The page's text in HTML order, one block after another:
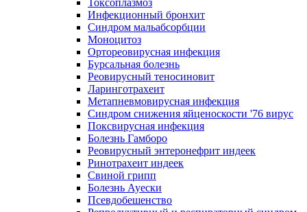
Токсоплазмоз
Инфекционный бронхит
Синдром мальабсорбции
Моноцитоз
Ортореовирусная инфекция
Бурсальная болезнь
Реовирусный теносиновит
Ларинготрахеит
Метапневмовирусная инфекция
Синдром снижения яйценоскости '76 вирус
Поксвирусная инфекция
Болезнь Гамборо
Реовирусный энтеронефрит индеек
Ринотрахеит индеек
Свиной грипп
Болезнь Ауески
Псевдобешенство